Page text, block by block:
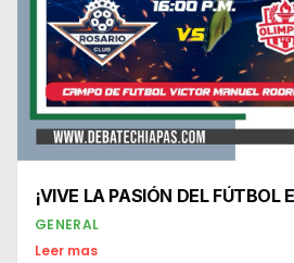
¡VIVE LA PASIÓN DEL FÚTBOL
GENERAL
Leer mas